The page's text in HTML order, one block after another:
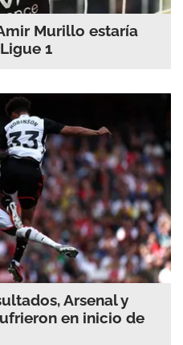
Murillo estaría
1
Arsenal y
en inicio de